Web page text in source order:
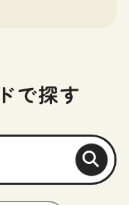
で探す